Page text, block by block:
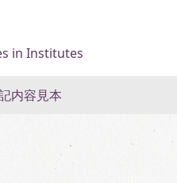
in Institutes
内容見本